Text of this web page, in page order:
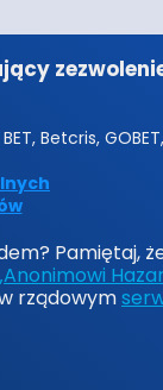
Betcris,
Pamiętaj,
rządowym